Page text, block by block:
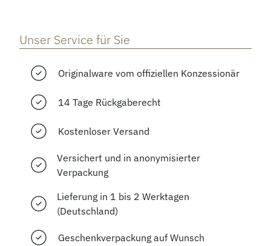
Unser Service für Sie
Originalware vom offiziellen Konzessionär
14 Tage Rückgaberecht
Kostenloser Versand
Versichert und in anonymisierter
Verpackung
Lieferung in 1 bis 2 Werktagen
(Deutschland)
Geschenkverpackung auf Wunsch